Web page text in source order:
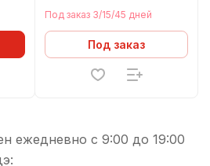
Под заказ 3/15/45 дней
Под заказ
ежедневно с 9:00 до 19:00